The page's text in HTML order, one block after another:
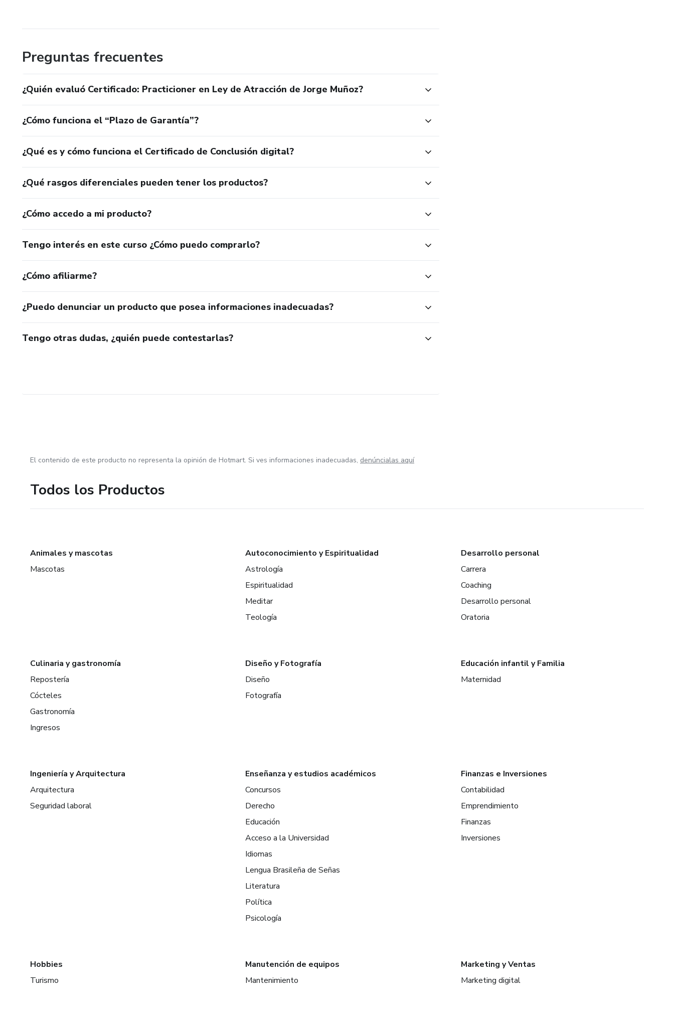
Preguntas frecuentes
¿Quién evaluó Certificado: Practicioner en Ley de Atracción de Jorge Muñoz?
¿Cómo funciona el “Plazo de Garantía”?
¿Qué es y cómo funciona el Certificado de Conclusión digital?
¿Qué rasgos diferenciales pueden tener los productos?
¿Cómo accedo a mi producto?
Tengo interés en este curso ¿Cómo puedo comprarlo?
¿Cómo afiliarme?
¿Puedo denunciar un producto que posea informaciones inadecuadas?
Tengo otras dudas, ¿quién puede contestarlas?
El contenido de este producto no representa la opinión de Hotmart. Si ves informaciones inadecuadas, denúncialas aquí
Todos los Productos
Animales y mascotas
Mascotas
Autoconocimiento y Espiritualidad
Astrología
Espiritualidad
Meditar
Teología
Desarrollo personal
Carrera
Coaching
Desarrollo personal
Oratoria
Culinaria y gastronomía
Repostería
Cócteles
Gastronomía
Ingresos
Diseño y Fotografía
Diseño
Fotografía
Educación infantil y Familia
Maternidad
Ingeniería y Arquitectura
Arquitectura
Seguridad laboral
Enseñanza y estudios académicos
Concursos
Derecho
Educación
Acceso a la Universidad
Idiomas
Lengua Brasileña de Señas
Literatura
Política
Psicología
Finanzas e Inversiones
Contabilidad
Emprendimiento
Finanzas
Inversiones
Hobbies
Turismo
Manutención de equipos
Mantenimiento
Marketing y Ventas
Marketing digital